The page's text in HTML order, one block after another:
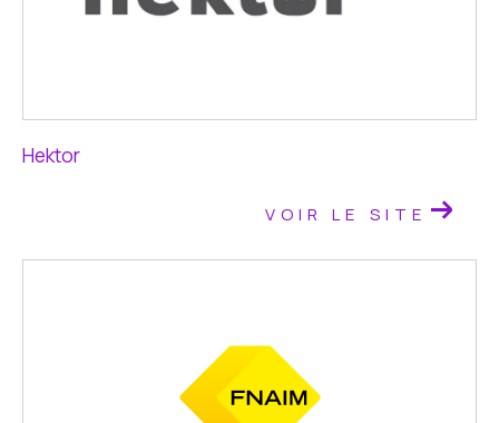
Hektor
VOIR LE SITE